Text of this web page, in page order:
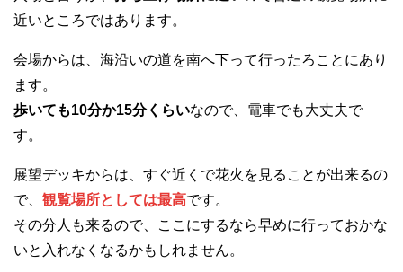
近いところではあります。
会場からは、海沿いの道を南へ下って行ったろことにあり
ます。
歩いても10分か15分くらいなので、電車でも大丈夫で
す。
展望デッキからは、すぐ近くで花火を見ることが出来るの
で、 観覧場所としては最高です。
その分人も来るので、ここにするなら早めに行っておかな
いと入れなくなるかもしれません。